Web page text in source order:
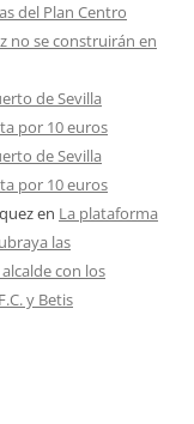
del Plan Centro
no se construirán en
de Sevilla
por 10 euros
de Sevilla
por 10 euros
en La plataforma
las
con los
y Betis